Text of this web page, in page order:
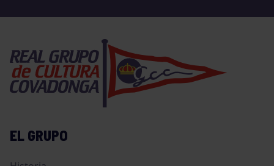
EL GRUPO